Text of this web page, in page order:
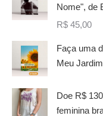
Nome", de
R$ 45,00
Faça uma
Meu
Doe R$
feminina